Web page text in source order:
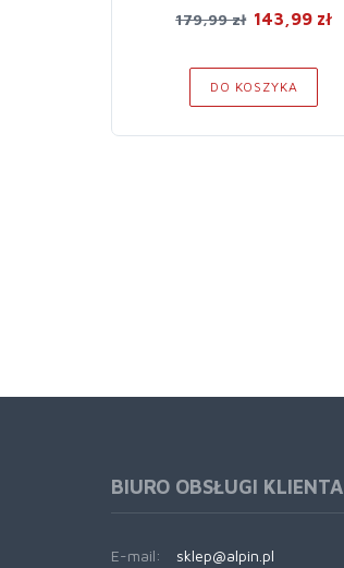
179,99 zł 143,99 zł
DO KOSZYKA
BIURO OBSŁUGI KLIENTA
E-mail:
sklep@alpin.pl